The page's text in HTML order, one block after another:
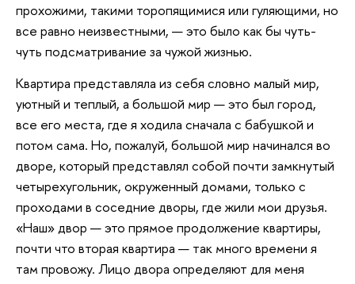
прохожими, такими торопящимися или гуляющими, но
все равно неизвестными, — это было как бы чуть-
чуть подсматривание за чужой жизнью.
Квартира представляла из себя словно малый мир,
уютный и теплый, а большой мир — это был город,
все его места, где я ходила сначала с бабушкой и
потом сама. Но, пожалуй, большой мир начинался во
дворе, который представлял собой почти замкнутый
четырехугольник, окруженный домами, только с
проходами в соседние дворы, где жили мои друзья.
«Наш» двор — это прямое продолжение квартиры,
почти что вторая квартира — так много времени я
там провожу. Лицо двора определяют для меня